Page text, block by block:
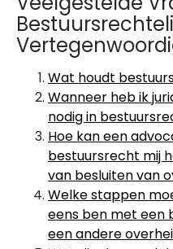
Wat houdt
Wanneer heb ik
nodig in
Hoe kan een
bestuursrecht mij
van besluiten van
Welke stappen
eens ben met een
een andere